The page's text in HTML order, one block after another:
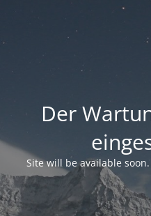
Der
Site will be available